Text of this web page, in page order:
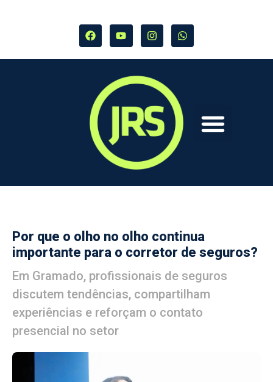
Por que o olho no olho continua
importante para o corretor de seguros?
Em Gramado, profissionais de seguros
discutem tendências, compartilham
experiências e reforçam o contato
presencial no setor